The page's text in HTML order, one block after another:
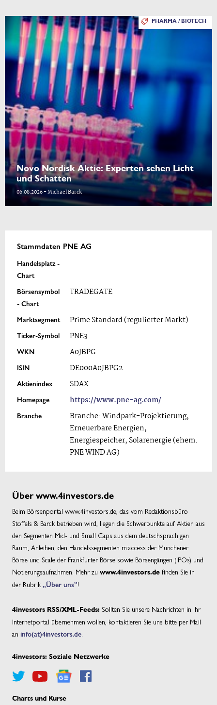
PHARMA / BIOTECH
Novo Nordisk Aktie: Experten sehen Licht
und Schatten
06.08.2026 - Michael Barck
Stammdaten PNE AG
Handelsplatz -
Chart
Börsensymbol
- Chart
TRADEGATE
Marktsegment Prime Standard (regulierter Markt)
Ticker-Symbol PNE3
WKN A0JBPG
ISIN DE000A0JBPG2
Aktienindex SDAX
Homepage https://www.pne-ag.com/
Branche
Branche: Windpark-Projektierung,
Erneuerbare Energien,
Energiespeicher, Solarenergie (ehem.
PNE WIND AG)
Über www.4investors.de
Beim Börsenportal www.4investors.de, das vom Redaktionsbüro
Stoffels & Barck betrieben wird, liegen die Schwerpunkte auf Aktien aus
den Segmenten Mid- und Small Caps aus dem deutschsprachigen
Raum, Anleihen, den Handelssegmenten m:access der Münchener
Börse und Scale der Frankfurter Börse sowie Börsengängen (IPOs) und
Notierungsaufnahmen. Mehr zu www.4investors.de finden Sie in
der Rubrik„Über uns”!
4investors RSS/XML-Feeds: Sollten Sie unsere Nachrichten in Ihr
Internetportal übernehmen wollen, kontaktieren Sie uns bitte per Mail
an info(at)4investors.de.
4investors: Soziale Netzwerke
Charts und Kurse